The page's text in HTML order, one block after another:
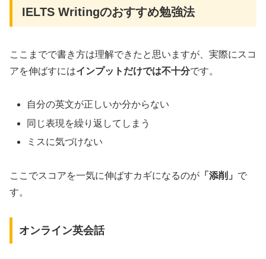
IELTS Writingのおすすめ勉強法
ここまでで書き方は理解できたと思いますが、実際にスコ
アを伸ばすにはインプットだけでは不十分です。
自分の英文が正しいか分からない
同じ表現を繰り返してしまう
ミスに気づけない
ここでスコアを一気に伸ばすカギになるのが 「添削」 で
す。
オンライン英会話